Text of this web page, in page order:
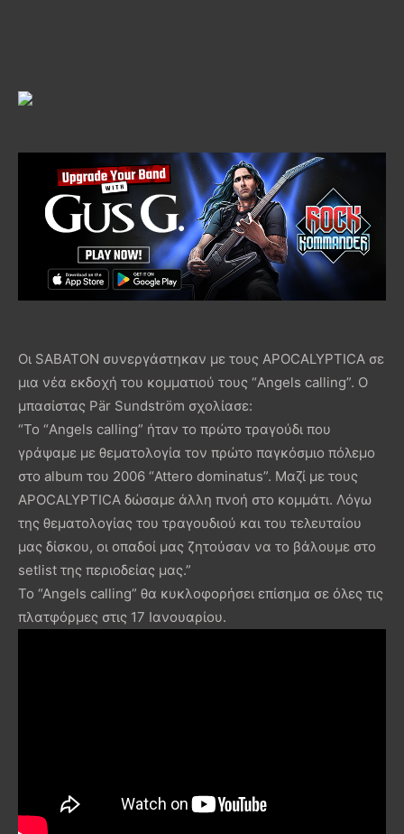
Οι SABATON συνεργάστηκαν με τους APOCALYPTICA σε
μια νέα εκδοχή του κομματιού τους “Angels calling”. Ο
μπασίστας Pär Sundström σχολίασε:
“Το “Angels calling” ήταν το πρώτο τραγούδι που
γράψαμε με θεματολογία τον πρώτο παγκόσμιο πόλεμο
στο album του 2006 “Attero dominatus”. Μαζί με τους
APOCALYPTICA δώσαμε άλλη πνοή στο κομμάτι. Λόγω
της θεματολογίας του τραγουδιού και του τελευταίου
μας δίσκου, οι οπαδοί μας ζητούσαν να το βάλουμε στο
setlist της περιοδείας μας.”
To “Angels calling” θα κυκλοφορήσει επίσημα σε όλες τις
πλατφόρμες στις 17 Ιανουαρίου.